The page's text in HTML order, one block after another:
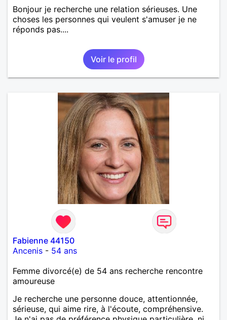
Bonjour je recherche une relation sérieuses. Une
choses les personnes qui veulent s'amuser je ne
réponds pas....
Voir le profil
Fabienne 44150
Ancenis - 54 ans
Femme divorcé(e) de 54 ans recherche rencontre
amoureuse
Je recherche une personne douce, attentionnée,
sérieuse, qui aime rire, à l'écoute, compréhensive.